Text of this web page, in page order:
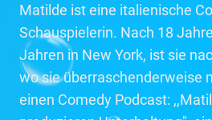
Matilde ist eine italienische
Schauspielerin. Nach 18
Jahren in New York, ist sie
wo sie überraschenderweise
einen Comedy Podcast: